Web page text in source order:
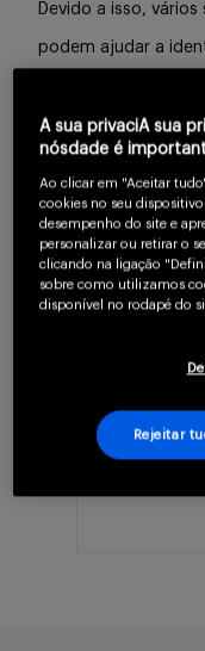
Devido a isso,
podem ajudar a
frequências:
A sua privaciA sua
nósdade é
Ao clicar em "Aceitar
cookies no seu
desempenho do site e
personalizar ou retirar o
clicando na ligação
sobre como utilizamos
disponível no rodapé do
Rejeitar